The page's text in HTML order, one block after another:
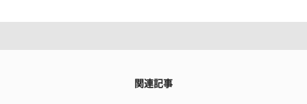
関連記事